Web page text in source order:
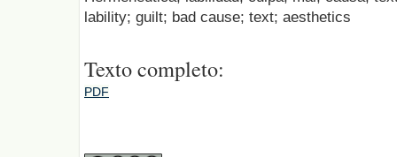
lability; guilt; bad cause; text; aesthetics
Texto completo:
PDF